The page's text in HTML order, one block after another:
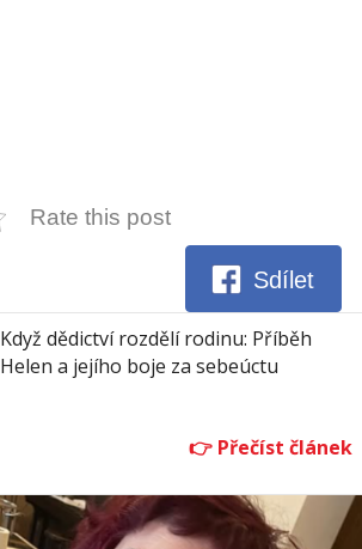
Rate this post
Sdílet
Když dědictví rozdělí rodinu: Příběh
Helen a jejího boje za sebeúctu